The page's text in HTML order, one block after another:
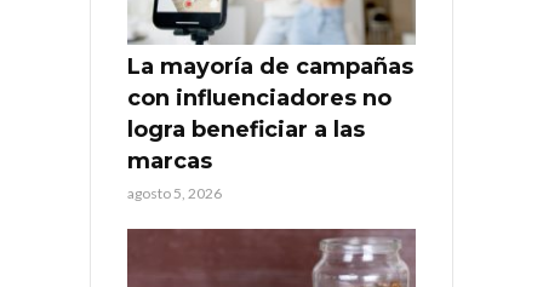
La mayoría de campañas
con influenciadores no
logra beneficiar a las
marcas
agosto 5, 2026